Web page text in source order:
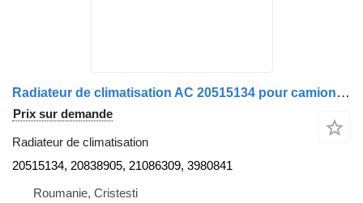
Radiateur de climatisation AC 20515134 pour camion Volvo
Prix sur demande
Radiateur de climatisation
20515134, 20838905, 21086309, 3980841
Roumanie, Cristesti